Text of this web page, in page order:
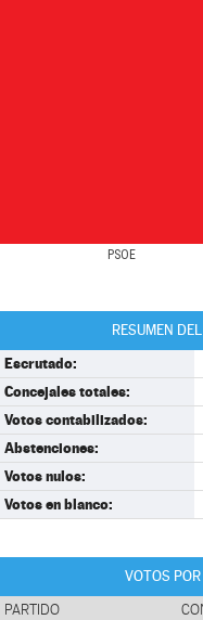
PSOE
RESUMEN
Escrutado:
Concejales totales:
Votos contabilizados:
Abstenciones:
Votos nulos:
Votos en blanco:
VOTOS POR
PARTIDO